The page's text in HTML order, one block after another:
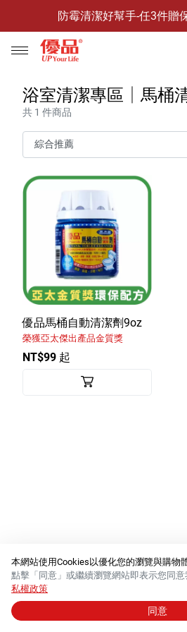
防霉清潔好幫手-任3件贈
限量開搶！滿$999，優品清潔
防霉清潔好幫手-任3件贈
任選活動
全部商品
限時特賣
防霉清潔好幫手(任3件，贈抗菌保
室內外除蟲專區
媽媽廚房專區
浴室清潔專區
會員權益
會員中心
浴室清潔專區│馬桶
共 1 件商品
優品馬桶自動清潔劑9oz
榮獲亞太傑出產品金質獎
NT$99 起
本網站使用Cookies以優化您的瀏覽與購物
點擊「同意」或繼續瀏覽網站即表示您同意
私權政策
同意
© 2026 必群股份有限公司 │ 統一編號